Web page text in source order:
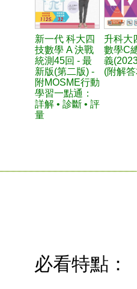
新一代 科大四
技數學 A 決戰
統測45回 - 最
新版(第二版) -
附MOSME行動
學習一點通：
詳解 • 診斷 • 評
量
升科大
數學C
義
(附解
必看特點：